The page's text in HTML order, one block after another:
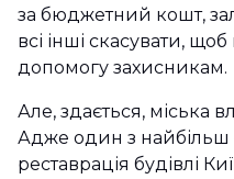
за бюджетний кошт,
всі інші скасувати,
допомогу захисникам.
Але, здається, міська
Адже один з найбільш
реставрація будівлі